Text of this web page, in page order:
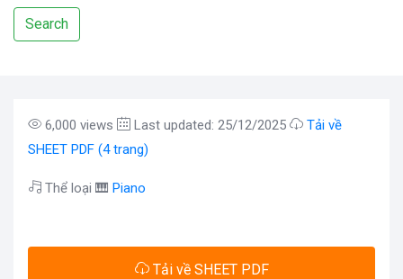
Search
6,000 views Last updated: 25/12/2025
Tải về
SHEET PDF (4 trang)
Thể loại 🎹 Piano
Tải về SHEET PDF